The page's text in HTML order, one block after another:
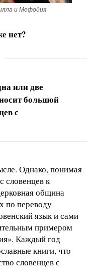
и Мефодия
нет?
или две
большой
с
Однако, понимая
словенцев к
община
по переводу
язык и сами
примером
Каждый год
книги, что
словенцев с